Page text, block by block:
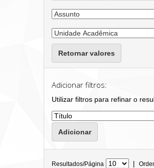
Retornar valores
Adicionar filtros:
Utilizar filtros para refinar o
Resultados/Página |